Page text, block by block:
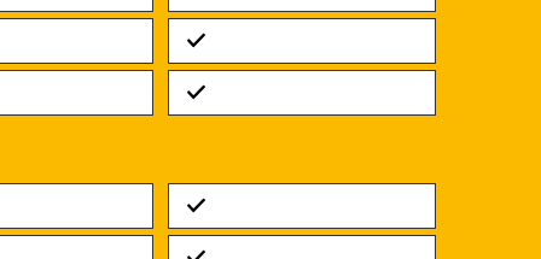
Standard
Standard
Standard